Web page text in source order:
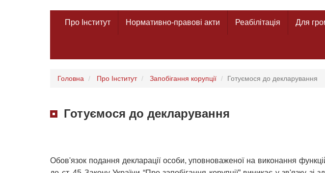
Про Інститут Нормативно-правові акти Реабілітація Для
Головна Про Інститут Запобігання корупції Готуємося до декларування
Готуємося до декларування
Обов'язок подання декларації особи, уповноваженої на виконання